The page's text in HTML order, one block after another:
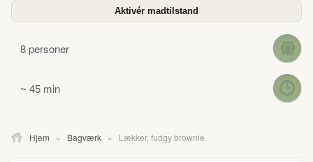
Aktivér madtilstand
8 personer
~ 45 min
Hjem » Bagværk » Lækker, fudgy brownie